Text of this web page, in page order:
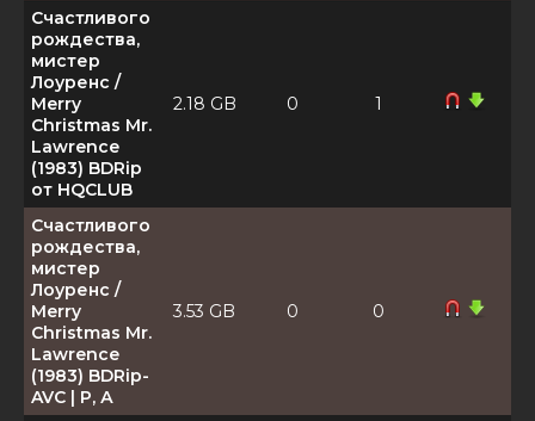
Счастливого
рождества,
мистер
Лоуренс /
Merry
Christmas Mr.
Lawrence
(1983) BDRip
от HQCLUB
2.18 GB 0 1
Счастливого
рождества,
мистер
Лоуренс /
Merry
Christmas Mr.
Lawrence
(1983) BDRip-
AVC | Р, А
3.53 GB 0 0